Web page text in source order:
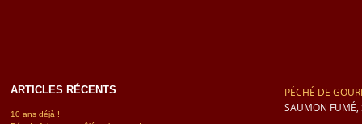
ARTICLES RÉCENTS
10 ans déjà !
PÉCHÉ DE
SAUMON FUMÉ,